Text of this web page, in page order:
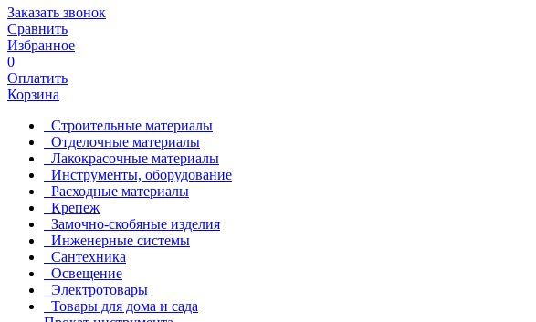
Заказать звонок
Сравнить
Избранное
0
Оплатить
Корзина
Строительные материалы
Отделочные материалы
Лакокрасочные материалы
Инструменты, оборудование
Расходные материалы
Крепеж
Замочно-скобяные изделия
Инженерные системы
Сантехника
Освещение
Электротовары
Товары для дома и сада